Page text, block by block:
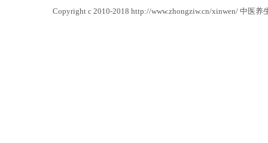
Copyright c 2010-2018 http://www.zhongziw.cn/xinwen/ 中医